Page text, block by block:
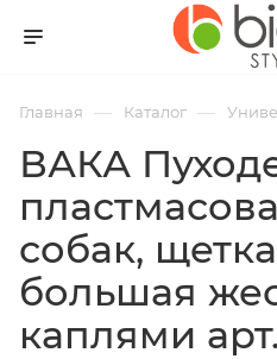
Главная — Каталог —
ВАКА
собак, щетка
большая
каплями